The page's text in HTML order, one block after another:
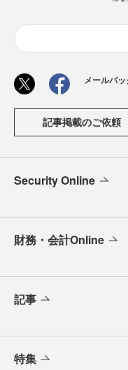
メールバ
記事掲載のご依頼
Security Online
財務・会計Online
記事
特集